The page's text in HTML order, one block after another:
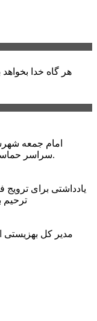
هر گاه خدا بخواهد
امام جمعه
سراسر حماسه خونخواهی و مرگ بر آمریکا و اسرائیل بود.
یادداشتی برای
ترحیم